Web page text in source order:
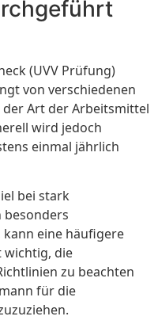
(UVV Prüfung)
von verschiedenen
der Art der Arbeitsmittel
wird jedoch
einmal jährlich
bei stark
besonders
eine häufigere
wichtig, die
zu beachten
für die